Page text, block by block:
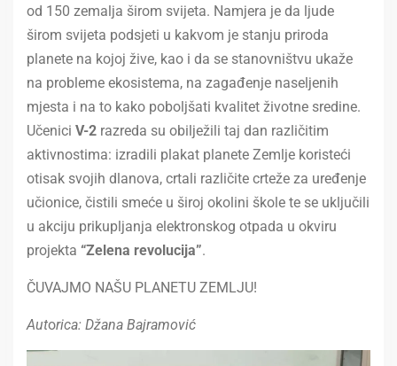
od 150 zemalja širom svijeta. Namjera je da ljude
širom svijeta podsjeti u kakvom je stanju priroda
planete na kojoj žive, kao i da se stanovništvu ukaže
na probleme ekosistema, na zagađenje naseljenih
mjesta i na to kako poboljšati kvalitet životne sredine.
Učenici V-2 razreda su obilježili taj dan različitim
aktivnostima: izradili plakat planete Zemlje koristeći
otisak svojih dlanova, crtali različite crteže za uređenje
učionice, čistili smeće u široj okolini škole te se uključili
u akciju prikupljanja elektronskog otpada u okviru
projekta “Zelena revolucija”.
ČUVAJMO NAŠU PLANETU ZEMLJU!
Autorica: Džana Bajramović